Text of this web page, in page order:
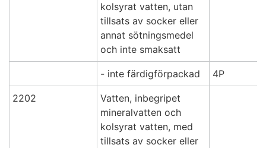
kolsyrat vatten, utan
tillsats av socker eller
annat sötningsmedel
och inte smaksatt
- inte färdigförpackad 4P
2202
Vatten, inbegripet
mineralvatten och
kolsyrat vatten, med
tillsats av socker eller